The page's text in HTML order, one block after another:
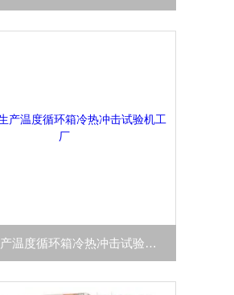
专业生产温度循环箱冷热冲击试验机工厂